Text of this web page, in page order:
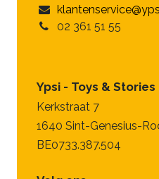
02 361 51 55
Ypsi - Toys & Stories
Kerkstraat 7
1640 Sint-Genesius-
BE0733.387.504